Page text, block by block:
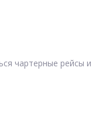
чартерные рейсы и